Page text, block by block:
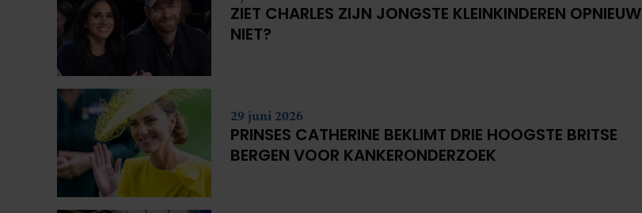
ZIET CHARLES ZIJN JONGSTE KLEINKINDEREN OPNIEUW
NIET?
29 juni 2026
PRINSES CATHERINE BEKLIMT DRIE HOOGSTE BRITSE
BERGEN VOOR KANKERONDERZOEK